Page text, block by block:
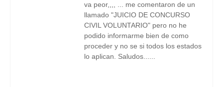
va peor,,,, ... me comentaron de un
llamado "JUICIO DE CONCURSO
CIVIL VOLUNTARIO" pero no he
podido informarme bien de como
proceder y no se si todos los estados
lo aplican. Saludos......